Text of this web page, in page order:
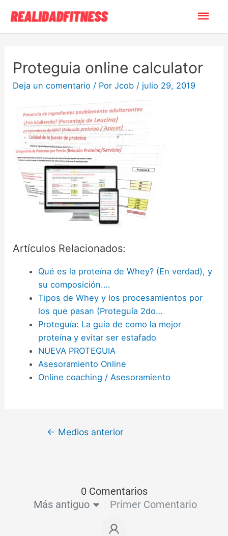
Proteguia online calculator
Deja un comentario / PorJcob / julio 29, 2019
Artículos Relacionados:
Qué es la proteína de Whey? (En verdad), y
su composición.…
Tipos de Whey y los procesamientos por
los que pasan (Proteguía 2do…
Proteguía: La guía de como la mejor
proteína y evitar ser estafado
NUEVA PROTEGUIA
Asesoramiento Online
Online coaching / Asesoramiento
← Medios anterior
0 Comentarios
Más antiguo
Primer Comentario